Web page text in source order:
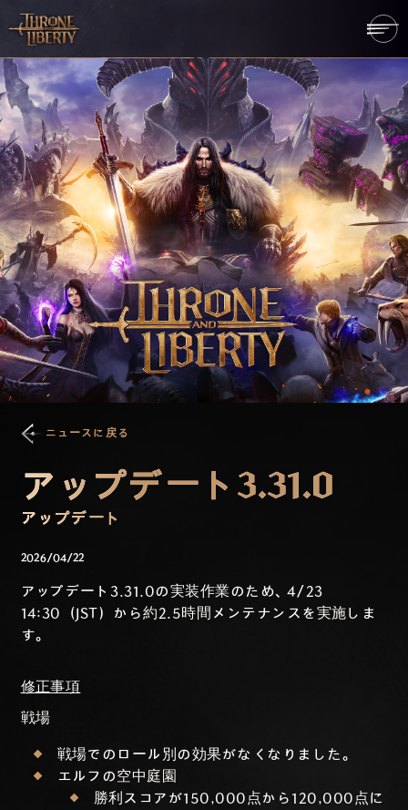
ニュースに戻る
アップデート3.31.0
アップデート
2026/04/22
アップデート3.31.0の実装作業のため、4/23
14:30（JST）から約2.5時間メンテナンスを実施しま
す。
修正事項
戦場
戦場でのロール別の効果がなくなりました。
エルフの空中庭園
勝利スコアが150,000点から120,000点に